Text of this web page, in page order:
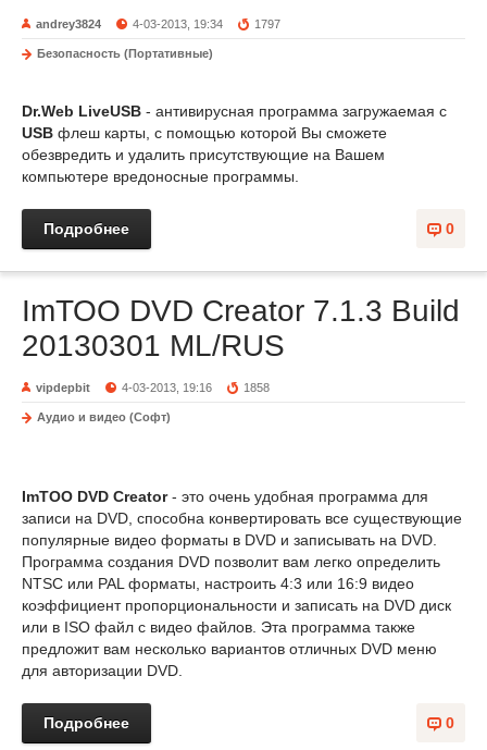
andrey3824 4-03-2013, 19:34 1797
Безопасность (Портативные)
Dr.Web LiveUSB - антивирусная программа загружаемая с
USB флеш карты, с помощью которой Вы сможете
обезвредить и удалить присутствующие на Вашем
компьютере вредоносные программы.
0
Подробнее
ImTOO DVD Creator 7.1.3 Build
20130301 ML/RUS
vipdepbit 4-03-2013, 19:16 1858
Аудио и видео (Софт)
ImTOO DVD Creator- это очень удобная программа для
записи на DVD, способна конвертировать все существующие
популярные видео форматы в DVD и записывать на DVD.
Программа создания DVD позволит вам легко определить
NTSC или PAL форматы, настроить 4:3 или 16:9 видео
коэффициент пропорциональности и записать на DVD диск
или в ISO файл с видео файлов. Эта программа также
предложит вам несколько вариантов отличных DVD меню
для авторизации DVD.
0
Подробнее